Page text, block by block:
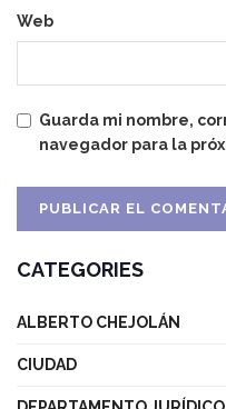
Web
Guarda mi nombre,
navegador para la
CATEGORIES
ALBERTO CHEJOLÁN
CIUDAD